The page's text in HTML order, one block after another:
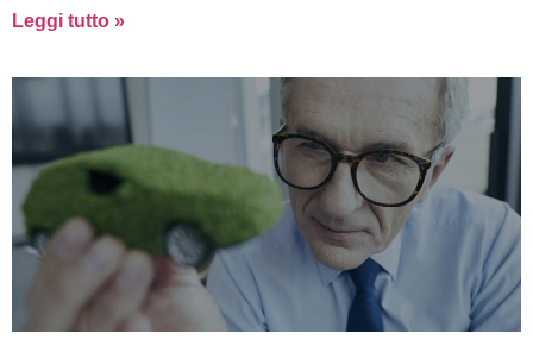
Leggi tutto »